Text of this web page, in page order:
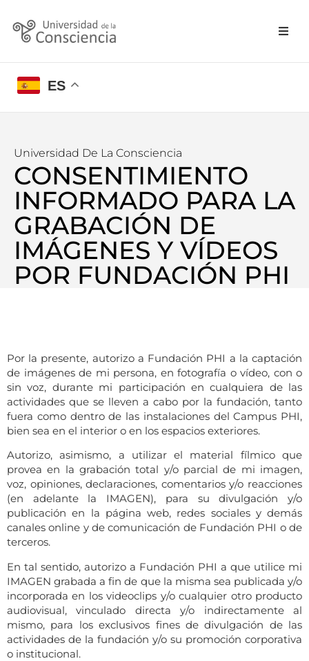
ES
Universidad De La Consciencia
CONSENTIMIENTO
INFORMADO PARA LA
GRABACIÓN DE
IMÁGENES Y VÍDEOS
POR FUNDACIÓN PHI
Por la presente, autorizo a Fundación PHI a la captación
de imágenes de mi persona, en fotografía o vídeo, con o
sin voz, durante mi participación en cualquiera de las
actividades que se lleven a cabo por la fundación, tanto
fuera como dentro de las instalaciones del Campus PHI,
bien sea en el interior o en los espacios exteriores.
Autorizo, asimismo, a utilizar el material fílmico que
provea en la grabación total y/o parcial de mi imagen,
voz, opiniones, declaraciones, comentarios y/o reacciones
(en adelante la IMAGEN), para su divulgación y/o
publicación en la página web, redes sociales y demás
canales online y de comunicación de Fundación PHI o de
terceros.
En tal sentido, autorizo a Fundación PHI a que utilice mi
IMAGEN grabada a fin de que la misma sea publicada y/o
incorporada en los videoclips y/o cualquier otro producto
audiovisual, vinculado directa y/o indirectamente al
mismo, para los exclusivos fines de divulgación de las
actividades de la fundación y/o su promoción corporativa
o institucional.